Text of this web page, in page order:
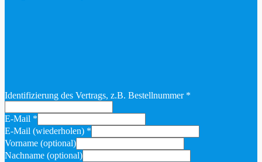
Identifizierung des Vertrags, z.B. Bestellnummer *
E-Mail *
E-Mail (wiederholen) *
Vorname (optional)
Nachname (optional)